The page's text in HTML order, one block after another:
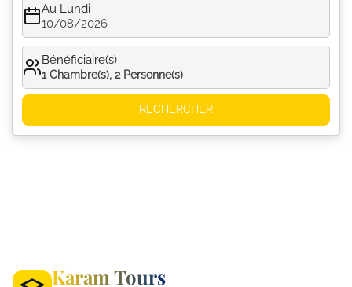
Au Lundi
10/08/2026
Bénéficiaire(s)
1 Chambre(s), 2 Personne(s)
RECHERCHER
Karam Tours